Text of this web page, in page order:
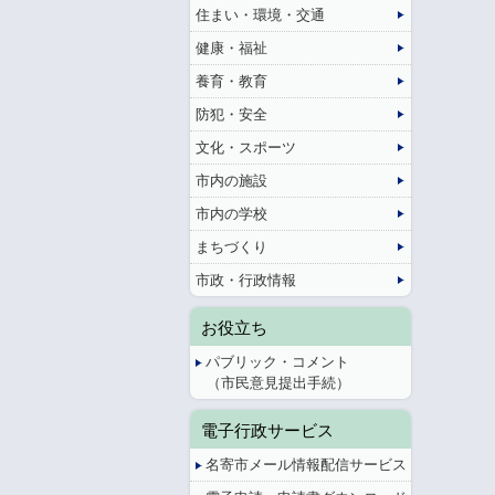
住まい・環境・交通
健康・福祉
養育・教育
防犯・安全
文化・スポーツ
市内の施設
市内の学校
まちづくり
市政・行政情報
お役立ち
パブリック・コメント
（市民意見提出手続）
電子行政サービス
名寄市メール情報配信サービス